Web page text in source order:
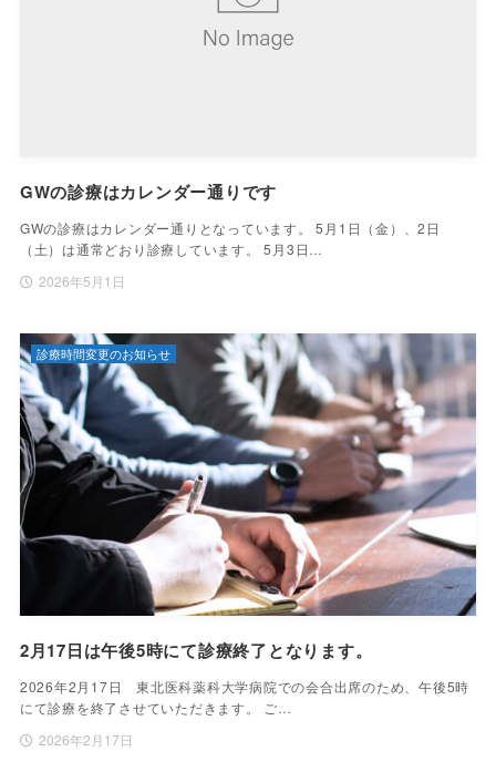
GWの診療はカレンダー通りです
GWの診療はカレンダー通りとなっています。 5月1日（金）、2日
（土）は通常どおり診療しています。 5月3日…
2026年5月1日
2月17日は午後5時にて診療終了となります。
2026年2月17日 東北医科薬科大学病院での会合出席のため、午後5時
にて診療を終了させていただきます。 ご…
2026年2月17日
診療時間変更のお知らせ